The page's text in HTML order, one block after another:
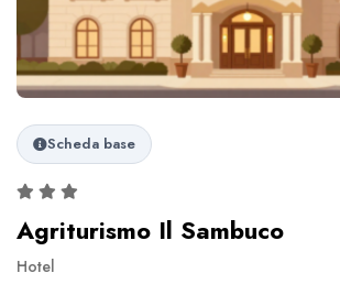
Scheda base
Agriturismo Il Sambuco
Hotel